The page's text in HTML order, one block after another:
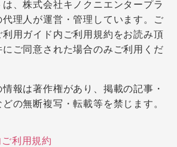
、株式会社キノクニエンタープラ
理人が運営・管理しています。ご
用ガイド内ご利用規約をお読み頂
ご同意された場合のみご利用くだ
報は著作権があり、掲載の記事・
の無断複写・転載等を禁じます。
利用規約